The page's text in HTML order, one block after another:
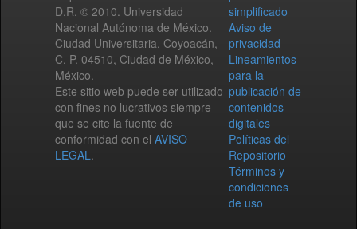
D.R. © 2010. Universidad
Nacional Autónoma de México.
Ciudad Universitaria, Coyoacán,
C. P. 04510, Ciudad de México,
México.
Este sitio web puede ser utilizado
con fines no lucrativos siempre
que se cite la fuente de
conformidad con el AVISO
LEGAL.
simplificado
Aviso de
privacidad
Lineamientos
para la
publicación de
contenidos
digitales
Políticas del
Repositorio
Términos y
condiciones
de uso